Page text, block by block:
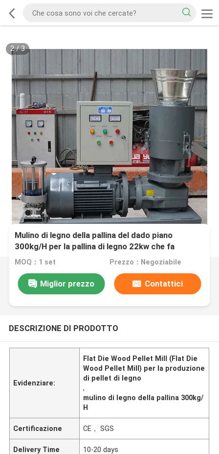
2/3
Mulino di legno della pallina del dado piano
300kg/H per la pallina di legno 22kw che fa
macchina
MOQ：1 set Prezzo：Negoziabile
Miglior prezzo Contattici
DESCRIZIONE DI PRODOTTO
Evidenziare:
Flat Die Wood Pellet Mill (Flat Die
Wood Pellet Mill) per la produzione
di pellet di legno
,
mulino di legno della pallina 300kg/
H
Certificazione CE， SGS
Delivery Time 10-20 days